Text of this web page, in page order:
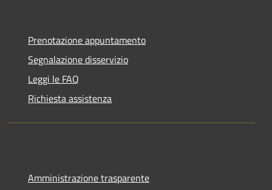
Prenotazione appuntamento
Segnalazione disservizio
Leggi le FAQ
Richiesta assistenza
Amministrazione trasparente